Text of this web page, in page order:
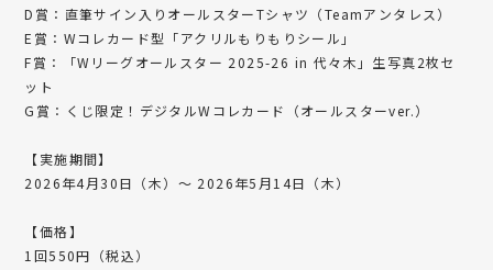
D賞：直筆サイン入りオールスターTシャツ（Teamアンタレス）
E賞：Wコレカード型「アクリルもりもりシール」
F賞：「Wリーグオールスター 2025-26 in 代々木」生写真2枚セ
ット
G賞：くじ限定！デジタルWコレカード（オールスターver.）
【実施期間】
2026年4月30日（木）～ 2026年5月14日（木）
【価格】
1回550円（税込）